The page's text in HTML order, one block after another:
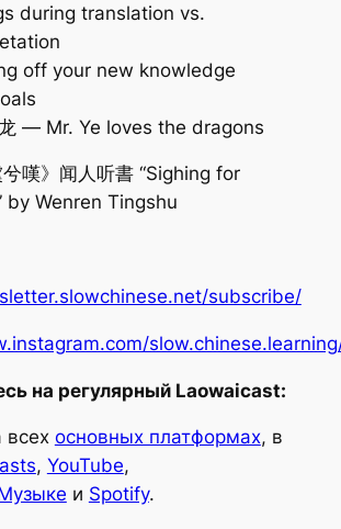
during translation vs.
off your new knowledge
— Mr. Ye loves the dragons
嘆》闻人听書 “Sighing for
by Wenren Tingshu
subscribe/
на регулярный Laowaicast:
всех основных платформах, в
, YouTube,
и Spotify.